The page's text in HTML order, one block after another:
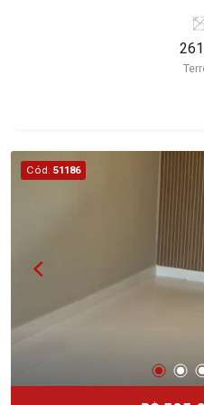
deste imóvel que a
selecionou para você: - 261m² de área terreno -
terrenos residenciais e
mais desejados da
sua segurança,
prestígio da região, como: Alto da Boa
Jardim Botânico,
Golfe, City Ribeirão,
Ilhas do Sul, Jardim
Quinta da Primavera,
Jardim Paulista, Jardim
Cód. 51186